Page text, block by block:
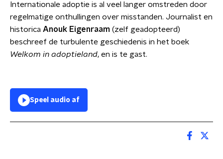
Internationale adoptie is al veel langer omstreden door
regelmatige onthullingen over misstanden. Journalist en
historica Anouk Eigenraam (zelf geadopteerd)
beschreef de turbulente geschiedenis in het boek
Welkom in adoptieland, en is te gast.
Speel audio af